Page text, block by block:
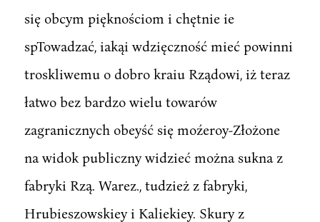
się obcym pięknościom i chętnie ie
spTowadzać, iakąi wdzięczność mieć powinni
troskliwemu o dobro kraiu Rządowi, iż teraz
łatwo bez bardzo wielu towarów
zagranicznych obeyść się moźeroy-Złożone
na widok publiczny widzieć można sukna z
fabryki Rzą. Warez., tudzież z fabryki,
Hrubieszowskiey i Kaliekiey. Skury z